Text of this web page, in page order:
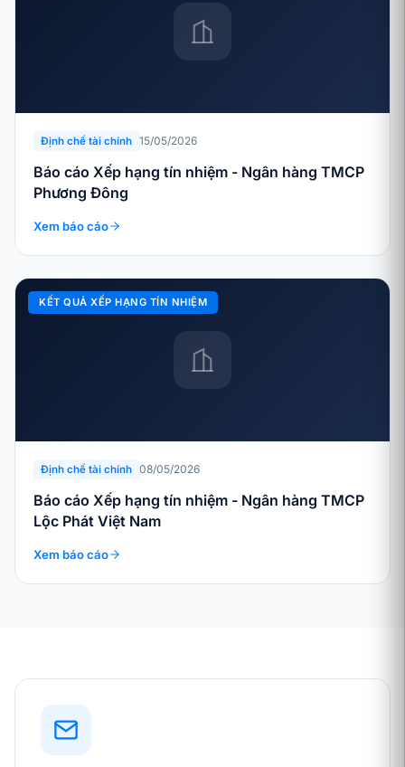
Định chế tài chính 15/05/2026
Báo cáo Xếp hạng tín nhiệm - Ngân hàng TMCP
Phương Đông
Xem báo cáo
KẾT QUẢ XẾP HẠNG TÍN NHIỆM
Định chế tài chính 08/05/2026
Báo cáo Xếp hạng tín nhiệm - Ngân hàng TMCP
Lộc Phát Việt Nam
Xem báo cáo